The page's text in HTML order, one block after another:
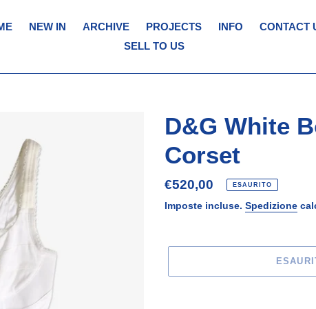
NEW IN ARCHIVE PROJECTS INFO
CONTACT
SELL TO US
D&G White
Corset
Prezzo
di
€520,00 ESAURITO
Imposte incluse. Spedizione